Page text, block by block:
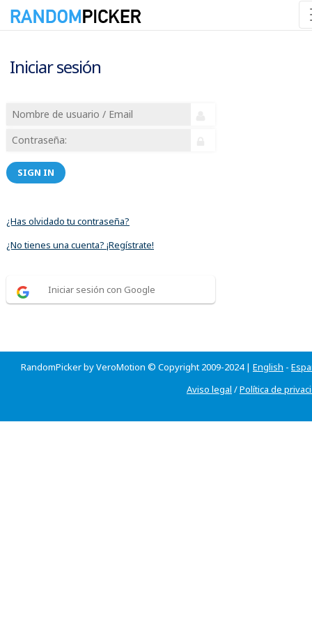
Iniciar sesión
SIGN IN
¿Has olvidado tu contraseña?
¿No tienes una cuenta? ¡Regístrate!
Iniciar sesión con Google
RandomPicker by VeroMotion © Copyright 2009-2024 | English -
Aviso legal /Política de